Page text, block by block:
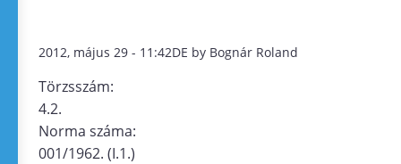
2012, május 29 - 11:42DE by Bognár Roland
Törzsszám:
4.2.
Norma száma:
001/1962. (I.1.)